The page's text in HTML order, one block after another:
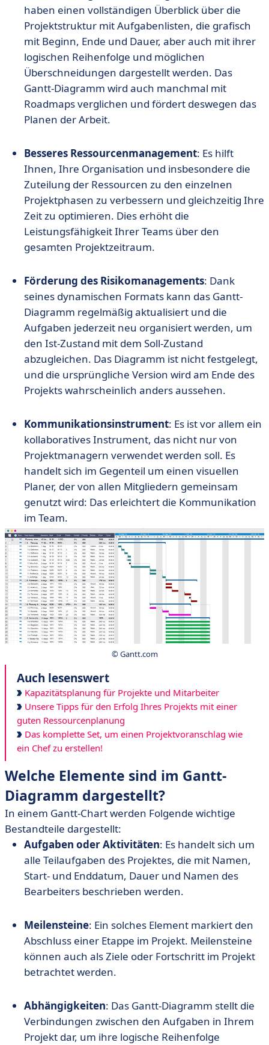
haben einen vollständigen Überblick über die
Projektstruktur mit Aufgabenlisten, die grafisch
mit Beginn, Ende und Dauer, aber auch mit ihrer
logischen Reihenfolge und möglichen
Überschneidungen dargestellt werden. Das
Gantt-Diagramm wird auch manchmal mit
Roadmaps verglichen und fördert deswegen das
Planen der Arbeit.
Besseres Ressourcenmanagement: Es hilft
Ihnen, Ihre Organisation und insbesondere die
Zuteilung der Ressourcen zu den einzelnen
Projektphasen zu verbessern und gleichzeitig Ihre
Zeit zu optimieren. Dies erhöht die
Leistungsfähigkeit Ihrer Teams über den
gesamten Projektzeitraum.
Förderung des Risikomanagements: Dank
seines dynamischen Formats kann das Gantt-
Diagramm regelmäßig aktualisiert und die
Aufgaben jederzeit neu organisiert werden, um
den Ist-Zustand mit dem Soll-Zustand
abzugleichen. Das Diagramm ist nicht festgelegt,
und die ursprüngliche Version wird am Ende des
Projekts wahrscheinlich anders aussehen.
Kommunikationsinstrument: Es ist vor allem ein
kollaboratives Instrument, das nicht nur von
Projektmanagern verwendet werden soll. Es
handelt sich im Gegenteil um einen visuellen
Planer, der von allen Mitgliedern gemeinsam
genutzt wird: Das erleichtert die Kommunikation
im Team.
© Gantt.com
Auch lesenswert
Kapazitätsplanung für Projekte und Mitarbeiter
Unsere Tipps für den Erfolg Ihres Projekts mit einer
guten Ressourcenplanung
Das komplette Set, um einen Projektvoranschlag wie
ein Chef zu erstellen!
Welche Elemente sind im Gantt-
Diagramm dargestellt?
In einem Gantt-Chart werden Folgende wichtige
Bestandteile dargestellt:
Aufgaben oder Aktivitäten: Es handelt sich um
alle Teilaufgaben des Projektes, die mit Namen,
Start- und Enddatum, Dauer und Namen des
Bearbeiters beschrieben werden.
Meilensteine: Ein solches Element markiert den
Abschluss einer Etappe im Projekt. Meilensteine
können auch als Ziele oder Fortschritt im Projekt
betrachtet werden.
Abhängigkeiten: Das Gantt-Diagramm stellt die
Verbindungen zwischen den Aufgaben in Ihrem
Projekt dar, um ihre logische Reihenfolge